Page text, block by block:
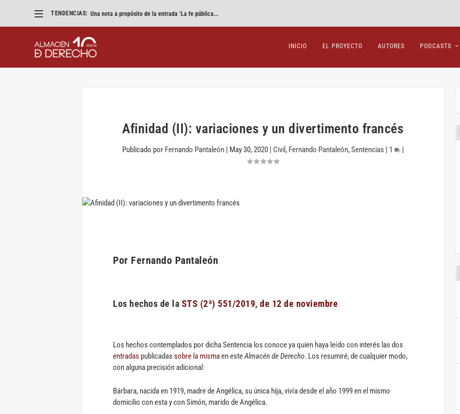
TENDENCIAS: Una nota a propósito de la entrada ‘La fe pública...
INICIO EL PROYECTO AUTORES PODCASTS
Afinidad (II): variaciones y un divertimento francés
Publicado por Fernando Pantaleón| May 30, 2020| Civil , Fernando Pantaleón,Sentencias | 1 |
Por Fernando Pantaleón
Los hechos de la STS (2ª) 551/2019, de 12 de noviembre
Los hechos contemplados por dicha Sentencia los conoce ya quien haya leído con interés las dos
entradas publicadas sobre la mismaen esteAlmacén de Derecho. Los resumiré, de cualquier modo,
con alguna precisión adicional:
Bárbara, nacida en 1919, madre de Angélica, su única hija, vivía desde el año 1999 en el mismo
domicilio con esta y con Simón, marido de Angélica.